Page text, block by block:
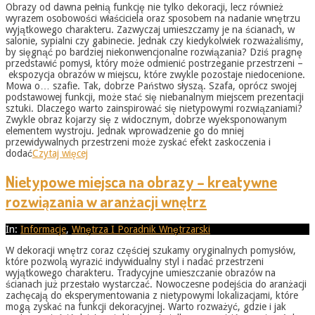
31
Obrazy od dawna pełnią funkcję nie tylko dekoracji, lecz również
wyrazem osobowości właściciela oraz sposobem na nadanie wnętrzu
wyjątkowego charakteru. Zazwyczaj umieszczamy je na ścianach, w
salonie, sypialni czy gabinecie. Jednak czy kiedykolwiek rozważaliśmy,
by sięgnąć po bardziej niekonwencjonalne rozwiązania? Dziś pragnę
przedstawić pomysł, który może odmienić postrzeganie przestrzeni –
ekspozycja obrazów w miejscu, które zwykle pozostaje niedocenione.
Mowa o… szafie. Tak, dobrze Państwo słyszą. Szafa, oprócz swojej
podstawowej funkcji, może stać się niebanalnym miejscem prezentacji
sztuki. Dlaczego warto zainspirować się nietypowymi rozwiązaniami?
Zwykle obraz kojarzy się z widocznym, dobrze wyeksponowanym
elementem wystroju. Jednak wprowadzenie go do mniej
przewidywalnych przestrzeni może zyskać efekt zaskoczenia i
dodaćCzytaj więcej
Nietypowe miejsca na obrazy – kreatywne
rozwiązania w aranżacji wnętrz
2026-
31
In: Informacje, Wnętrza I Poradnik Wnętrzarski
W dekoracji wnętrz coraz częściej szukamy oryginalnych pomysłów,
które pozwolą wyrazić indywidualny styl i nadać przestrzeni
wyjątkowego charakteru. Tradycyjne umieszczanie obrazów na
ścianach już przestało wystarczać. Nowoczesne podejścia do aranżacji
zachęcają do eksperymentowania z nietypowymi lokalizacjami, które
mogą zyskać na funkcji dekoracyjnej. Warto rozważyć, gdzie i jak